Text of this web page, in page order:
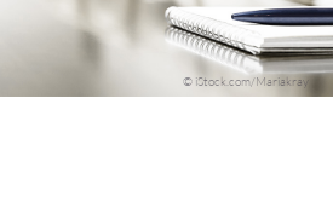
© iStock.com/Mariakray